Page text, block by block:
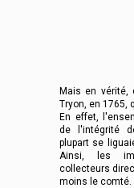
Mais en vérité,
Tryon, en 1765,
En effet,
de l'intégrité
plupart se
Ainsi, les
collecteurs
moins le comté.